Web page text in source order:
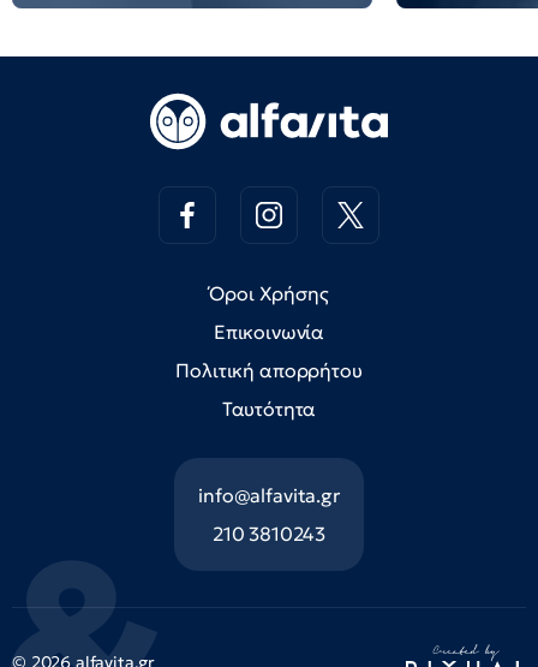
Όροι Χρήσης
Επικοινωνία
Πολιτική απορρήτου
Ταυτότητα
info@alfavita.gr
210 3810243
© 2026 alfavita.gr